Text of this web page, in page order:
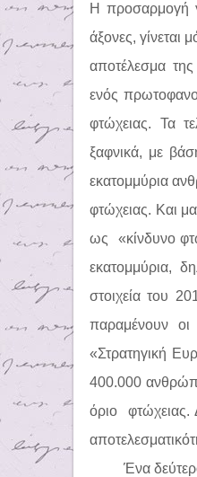
Η προσαρμογή
άξονες,
αποτέλεσμα
ενός
φτώχειας. Τα
ξαφνικά, με
εκατομμύρια
φτώχειας. Και
ως
«κίνδυνο
εκατομμύρια,
στοιχεία του
παραμένουν οι
«Στρατηγική
400.000
όριο
φτώχειας.
Ένα